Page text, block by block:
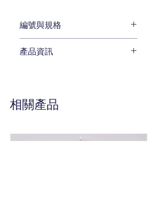
編號與規格
編號 B595-0501
產品資訊
皆是帝王風格常見的元素。
保經久耐用。
相關產品